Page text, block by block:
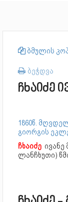
ბმულის
ბეჭდვა
ჩხაიძე
1860წ.
გიორგის
ჩხაიძე
ლანჩხუთი)